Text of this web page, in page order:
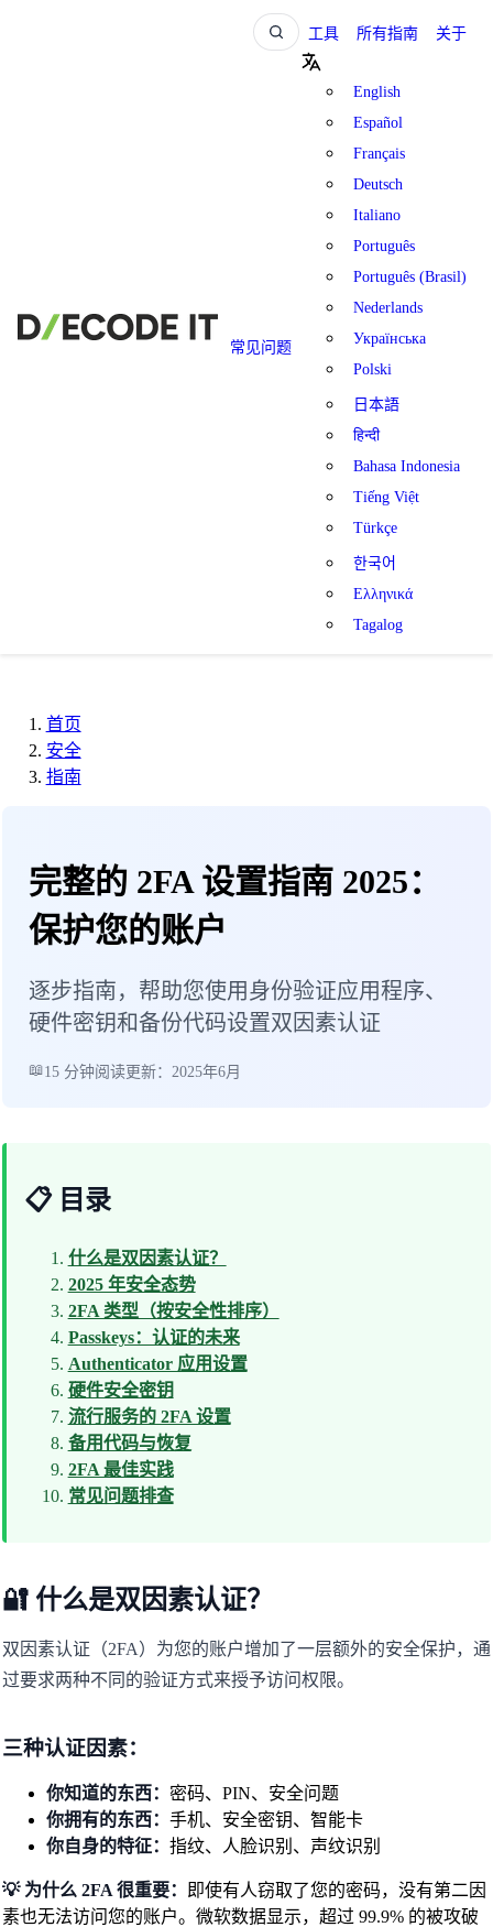
工具 所有指南 关于
常见问题
English
Español
Français
Deutsch
Italiano
Português
Português (Brasil)
Nederlands
Українська
Polski
日本語
हिन्दी
Bahasa Indonesia
Tiếng Việt
Türkçe
한국어
Ελληνικά
Tagalog
首页
安全
指南
完整的 2FA 设置指南 2025：
保护您的账户
逐步指南，帮助您使用身份验证应用程序、
硬件密钥和备份代码设置双因素认证
15 分钟阅读更新：2025年6月
📋 目录
什么是双因素认证？
2025 年安全态势
2FA 类型（按安全性排序）
Passkeys：认证的未来
Authenticator 应用设置
硬件安全密钥
流行服务的 2FA 设置
备用代码与恢复
2FA 最佳实践
常见问题排查
🔐 什么是双因素认证？
双因素认证（2FA）为您的账户增加了一层额外的安全保护，通
过要求两种不同的验证方式来授予访问权限。
三种认证因素：
你知道的东西： 密码、PIN、安全问题
你拥有的东西： 手机、安全密钥、智能卡
你自身的特征： 指纹、人脸识别、声纹识别
💡 为什么 2FA 很重要：
即使有人窃取了您的密码，没有第二因
素也无法访问您的账户。微软数据显示，超过 99.9% 的被攻破